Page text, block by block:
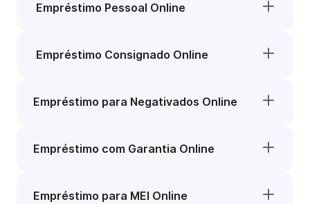
Empréstimo Pessoal Online
Empréstimo Consignado Online
Empréstimo para Negativados Online
Empréstimo com Garantia Online
Empréstimo para MEI Online